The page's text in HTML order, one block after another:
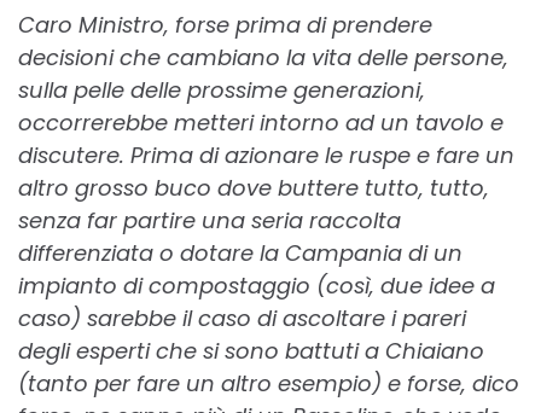
Caro Ministro, forse prima di prendere
decisioni che cambiano la vita delle persone,
sulla pelle delle prossime generazioni,
occorrerebbe metteri intorno ad un tavolo e
discutere. Prima di azionare le ruspe e fare un
altro grosso buco dove buttere tutto, tutto,
senza far partire una seria raccolta
differenziata o dotare la Campania di un
impianto di compostaggio (così, due idee a
caso) sarebbe il caso di ascoltare i pareri
degli esperti che si sono battuti a Chiaiano
(tanto per fare un altro esempio) e forse, dico